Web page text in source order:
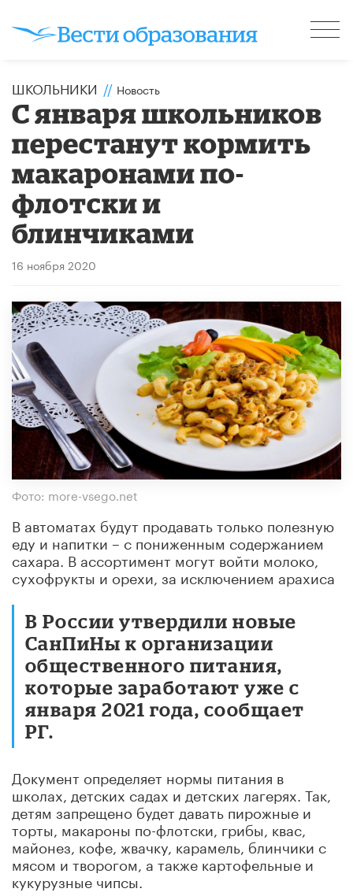
ШКОЛЬНИКИ // Новость
С января школьников
перестанут кормить
макаронами по-
флотски и
блинчиками
16 ноября 2020
Фото: more-vsego.net
В автоматах будут продавать только полезную
еду и напитки – с пониженным содержанием
сахара. В ассортимент могут войти молоко,
сухофрукты и орехи, за исключением арахиса
В России утвердили новые
СанПиНы к организации
общественного питания,
которые заработают уже с
января 2021 года, сообщает
РГ.
Документ определяет нормы питания в
школах, детских садах и детских лагерях. Так,
детям запрещено будет давать пирожные и
торты, макароны по-флотски, грибы, квас,
майонез, кофе, жвачку, карамель, блинчики с
мясом и творогом, а также картофельные и
кукурузные чипсы.